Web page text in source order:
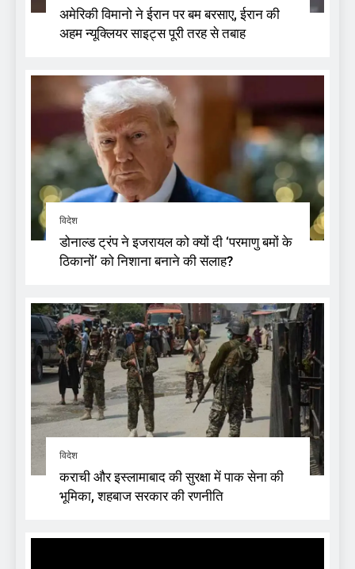
अमेरिकी विमानो ने ईरान पर बम बरसाए, ईरान की
अहम न्यूक्लियर साइट्स पूरी तरह से तबाह
विदेश
डोनाल्ड ट्रंप ने इजरायल को क्यों दी ‘परमाणु बमों के
ठिकानों’ को निशाना बनाने की सलाह?
विदेश
कराची और इस्लामाबाद की सुरक्षा में पाक सेना की
भूमिका, शहबाज सरकार की रणनीति